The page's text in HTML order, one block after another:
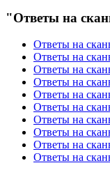
"Ответы на
Ответы на
Ответы на
Ответы на
Ответы на
Ответы на
Ответы на
Ответы на
Ответы на
Ответы на
Ответы на